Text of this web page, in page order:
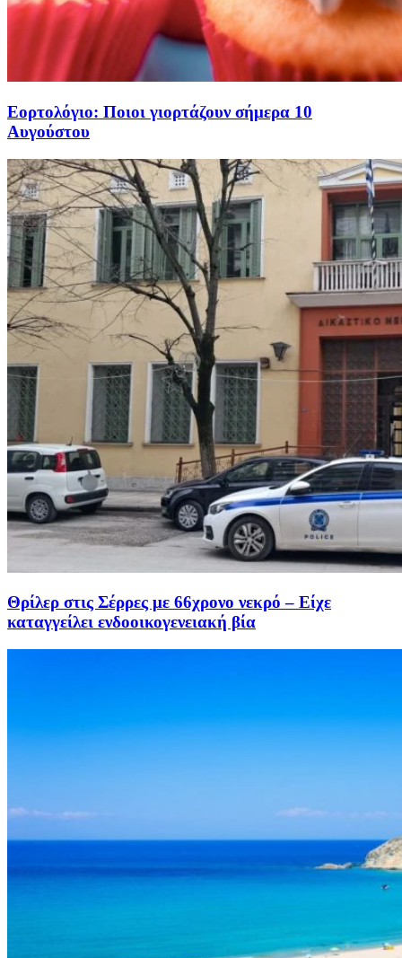
Εορτολόγιο: Ποιοι γιορτάζουν σήμερα 10
Αυγούστου
Θρίλερ στις Σέρρες με 66χρονο νεκρό – Είχε
καταγγείλει ενδοοικογενειακή βία